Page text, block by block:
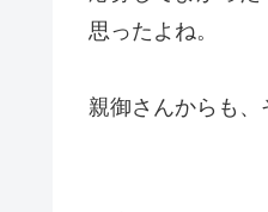
思ったよね。
親御さんからも、